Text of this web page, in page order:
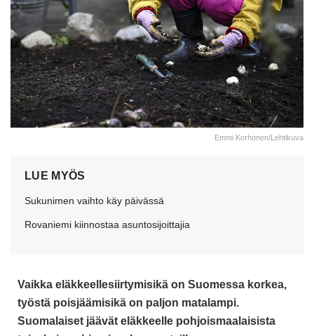
Emmi Korhonen/Lehtikuva
LUE MYÖS
Sukunimen vaihto käy päivässä
Rovaniemi kiinnostaa asuntosijoittajia
Vaikka eläkkeellesiirtymisikä on Suomessa korkea,
työstä poisjäämisikä on paljon matalampi.
Suomalaiset jäävät eläkkeelle pohjoismaalaisista